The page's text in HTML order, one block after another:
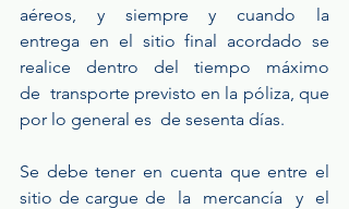
aéreos,  y  siempre  y  cuando  la
entrega  en  el  sitio  final  acordado  se
realice  dentro  del  tiempo  máximo
de  transporte previsto en la póliza, que
por lo general es  de sesenta días.
Se debe tener en cuenta que entre el
sitio de cargue de  la  mercancía  y  el